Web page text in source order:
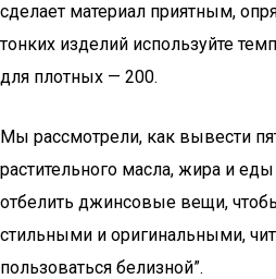
сделает материал приятным,
тонких изделий используйте
для плотных — 200.
Мы рассмотрели, как вывести
растительного масла, жира и
отбелить джинсовые вещи,
стильными и оригинальными,
пользоваться белизной”.